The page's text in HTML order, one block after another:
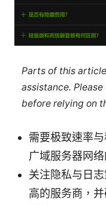
Parts of this
assistance.
before relying on
需要极致速率
广域服务器网络
关注隐私与日
高的服务商，